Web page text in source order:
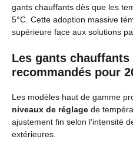
gants chauffants dès que les
5°C. Cette adoption massive
supérieure face aux solutions
Les gants
recommandés pour
Les modèles haut de gamme
niveaux de réglage de
ajustement fin selon l’intensité
extérieures.